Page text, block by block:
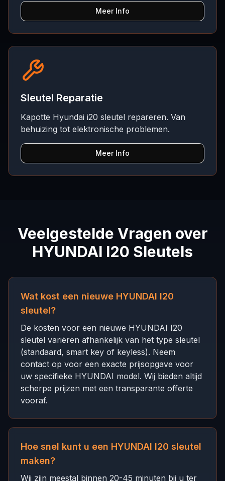
Meer Info
Sleutel Reparatie
Kapotte Hyundai i20 sleutel repareren. Van
behuizing tot elektronische problemen.
Meer Info
Veelgestelde Vragen over
HYUNDAI I20 Sleutels
Wat kost een nieuwe HYUNDAI I20
sleutel?
De kosten voor een nieuwe HYUNDAI I20
sleutel variëren afhankelijk van het type sleutel
(standaard, smart key of keyless). Neem
contact op voor een exacte prijsopgave voor
uw specifieke HYUNDAI model. Wij bieden altijd
scherpe prijzen met een transparante offerte
vooraf.
Hoe snel kunt u een HYUNDAI I20 sleutel
maken?
Wij zijn meestal binnen 20-45 minuten bij u ter